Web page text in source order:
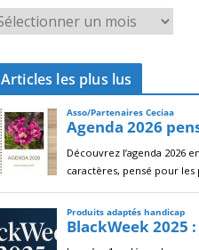
Articles les plus lus